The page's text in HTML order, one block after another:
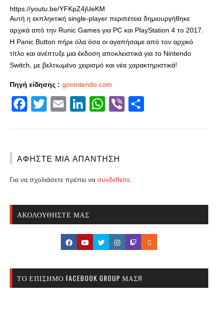
https://youtu.be/YFKpZ4jUeKM
Αυτή η εκπληκτική single-player περιπέτεια δημιουργήθηκε
αρχικά από την Runic Games για PC και PlayStation 4 το 2017.
Η Panic Button πήρε όλα όσα οι αγαπήσαμε από τον αρχικό
τίτλο και ανέπτυξε μια έκδοση αποκλειστικά για το Nintendo
Switch, με βελτιωμένο χειρισμό και νέα χαρακτηριστικά!
Πηγή είδησης : gonintendo.com
Facebook
Twitter
EmailLinkedIn
WhatsApp
Viber
ΑΦΉΣΤΕ ΜΙΑ ΑΠΆΝΤΗΣΗ
Για να σχολιάσετε πρέπει να συνδεθείτε
ΑΚΟΛΟΥΘΉΣΤΕ ΜΑΣ
ΤΟ ΕΠΊΣΗΜΟ FACEBOOK GROUP ΜΑΣ!!